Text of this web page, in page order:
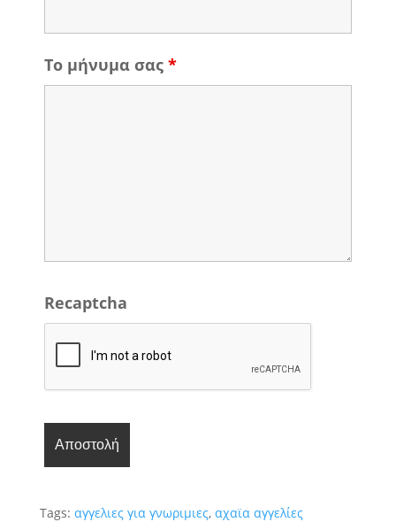
Το μήνυμα σας *
Recaptcha
Tags: αγγελιες για γνωριμιες, αχαϊα αγγελίες